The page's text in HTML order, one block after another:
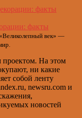
факты
век» —
проектом. На этом
ни какие
собой ленту
newsru.com и
новостей